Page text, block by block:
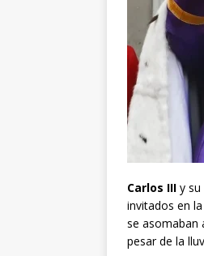
Carlos III y su
invitados en
se asomaban
pesar de la